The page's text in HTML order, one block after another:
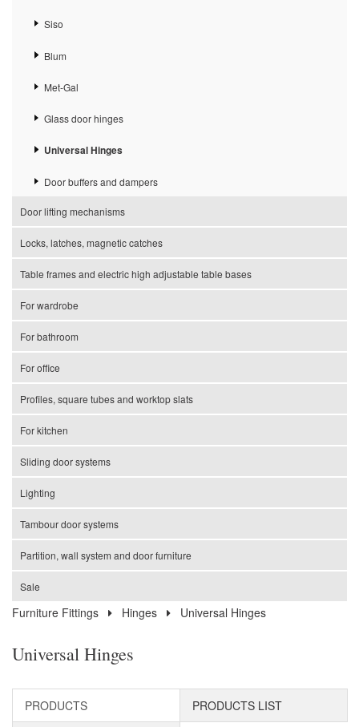
Siso
Blum
Met-Gal
Glass door hinges
Universal Hinges
Door buffers and dampers
Door lifting mechanisms
Locks, latches, magnetic catches
Table frames and electric high adjustable table bases
For wardrobe
For bathroom
For office
Profiles, square tubes and worktop slats
For kitchen
Sliding door systems
Lighting
Tambour door systems
Partition, wall system and door furniture
Sale
Furniture Fittings Hinges Universal Hinges
Universal Hinges
PRODUCTS PRODUCTS LIST